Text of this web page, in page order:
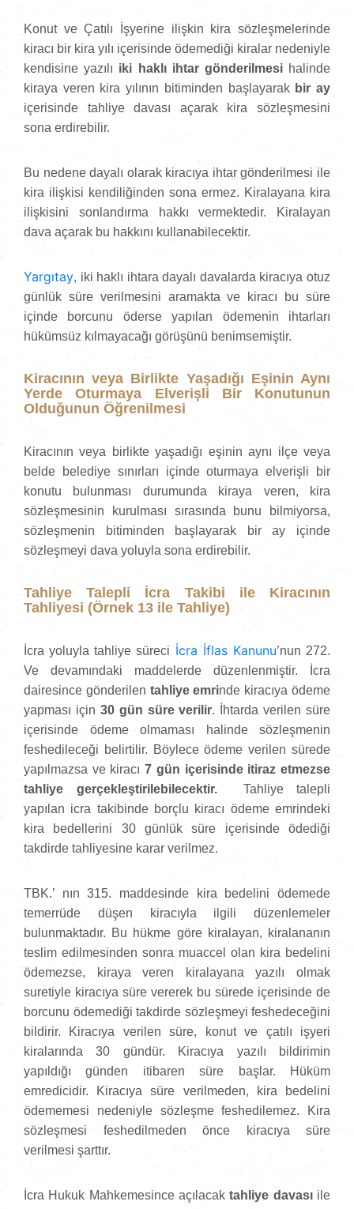
Konut ve Çatılı İşyerine ilişkin kira sözleşmelerinde
kiracı bir kira yılı içerisinde ödemediği kiralar nedeniyle
kendisine yazılı iki haklı ihtar gönderilmesihalinde
kiraya veren kira yılının bitiminden başlayarak bir ay
içerisinde tahliye davası açarak kira sözleşmesini
sona erdirebilir.
Bu nedene dayalı olarak kiracıya ihtar gönderilmesi ile
kira ilişkisi kendiliğinden sona ermez. Kiralayana kira
ilişkisini sonlandırma hakkı vermektedir. Kiralayan
dava açarak bu hakkını kullanabilecektir.
Yargıtay, iki haklı ihtara dayalı davalarda kiracıya otuz
günlük süre verilmesini aramakta ve kiracı bu süre
içinde borcunu öderse yapılan ödemenin ihtarları
hükümsüz kılmayacağı görüşünü benimsemiştir.
Kiracının veya Birlikte Yaşadığı Eşinin Aynı
Yerde Oturmaya Elverişli Bir Konutunun
Olduğunun Öğrenilmesi
Kiracının veya birlikte yaşadığı eşinin aynı ilçe veya
belde belediye sınırları içinde oturmaya elverişli bir
konutu bulunması durumunda kiraya veren, kira
sözleşmesinin kurulması sırasında bunu bilmiyorsa,
sözleşmenin bitiminden başlayarak bir ay içinde
sözleşmeyi dava yoluyla sona erdirebilir.
Tahliye Talepli İcra Takibi ile Kiracının
Tahliyesi (Örnek 13 ile Tahliye)
İcra yoluyla tahliye süreci İcra İflas Kanunu’nun 272.
Ve devamındaki maddelerde düzenlenmiştir. İcra
dairesince gönderilen tahliye emrinde kiracıya ödeme
yapması için 30 gün süre verilir. İhtarda verilen süre
içerisinde ödeme olmaması halinde sözleşmenin
feshedileceği belirtilir. Böylece ödeme verilen sürede
yapılmazsa ve kiracı7 gün içerisinde itiraz etmezse
tahliye gerçekleştirilebilecektir.Tahliye talepli
yapılan icra takibinde borçlu kiracı ödeme emrindeki
kira bedellerini 30 günlük süre içerisinde ödediği
takdirde tahliyesine karar verilmez.
TBK.’ nın 315. maddesinde kira bedelini ödemede
temerrüde düşen kiracıyla ilgili düzenlemeler
bulunmaktadır. Bu hükme göre kiralayan, kiralananın
teslim edilmesinden sonra muaccel olan kira bedelini
ödemezse, kiraya veren kiralayana yazılı olmak
suretiyle kiracıya süre vererek bu sürede içerisinde de
borcunu ödemediği takdirde sözleşmeyi feshedeceğini
bildirir. Kiracıya verilen süre, konut ve çatılı işyeri
kiralarında 30 gündür. Kiracıya yazılı bildirimin
yapıldığı günden itibaren süre başlar. Hüküm
emredicidir. Kiracıya süre verilmeden, kira bedelini
ödememesi nedeniyle sözleşme feshedilemez. Kira
sözleşmesi feshedilmeden önce kiracıya süre
verilmesi şarttır.
İcra Hukuk Mahkemesince açılacaktahliye davasıile